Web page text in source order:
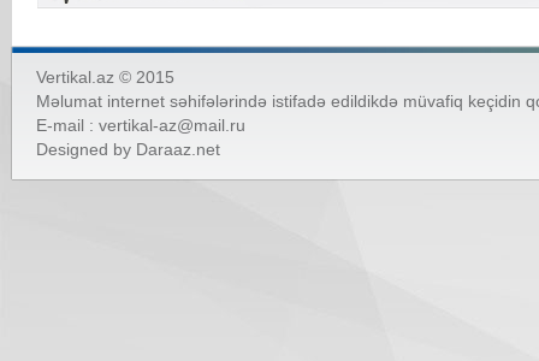
Vertikal.az © 2015
Məlumat internet səhifələrində istifadə edildikdə müvafiq keçidin
E-mail : vertikal-az@mail.ru
Designed by Daraaz.net